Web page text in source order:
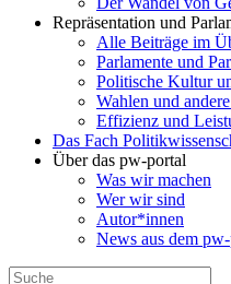
Repräsentation und
Alle Beiträge im
Parlamente und
Politische Kultur
Wahlen und
Effizienz und
Das Fach
Über das pw-portal
Was wir machen
Wer wir sind
Autor*innen
News aus dem